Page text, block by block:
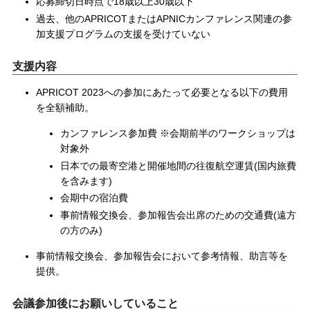
過去、他のAPRICOTまたはAPNICカンファレンス関連の参
加支援プログラムの支援を受けていない
支援内容
APRICOT 2023への参加にあたって必要となる以下の費用
を全額補助。
カンファレンス参加費 ※会期前半のワークショップは
対象外
日本での最寄空港と開催地間の往復航空運賃(国内旅費
を含みます)
会期中の宿泊費
事前情報交換会、参加報告会出席のための交通費(遠方
の方のみ)
事前情報交換会、参加報告会において参考情報、助言等を
提供。
会議参加後にお願いしていること